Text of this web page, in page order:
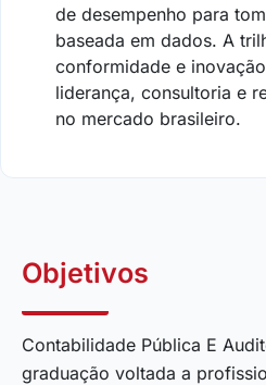
de desempenho para
baseada em dados. A
conformidade e
liderança, consultoria e
no mercado brasileiro.
Objetivos
Contabilidade Pública E
graduação voltada a